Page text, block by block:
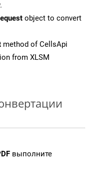
object to convert
method of CellsApi
from XLSM
выполните